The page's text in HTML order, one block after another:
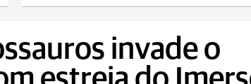
invade o